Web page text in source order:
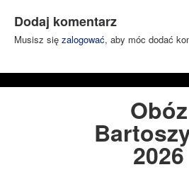
Dodaj komentarz
Musisz się zalogować, aby móc dodać
Obóz
2026